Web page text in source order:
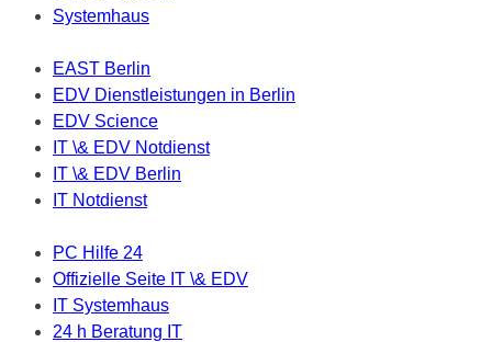
Systemhaus
EAST Berlin
EDV Dienstleistungen in Berlin
EDV Science
IT \& EDV Notdienst
IT \& EDV Berlin
IT Notdienst
PC Hilfe 24
Offizielle Seite IT \& EDV
IT Systemhaus
24 h Beratung IT